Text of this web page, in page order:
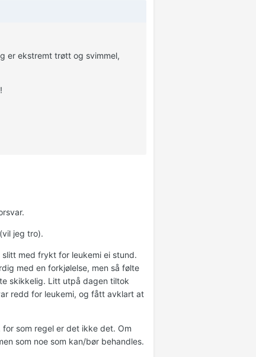
er ekstremt trøtt og svimmel,
jeg tro).
med frykt for leukemi ei stund.
med en forkjølelse, men så følte
skikkelig. Litt utpå dagen tiltok
redd for leukemi, og fått avklart at
som regel er det ikke det. Om
som noe som kan/bør behandles.